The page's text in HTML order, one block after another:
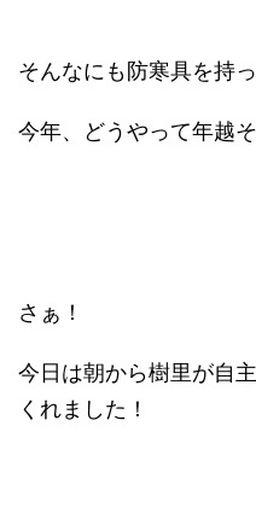
そんなにも防寒具を持
今年、どうやって年越
さぁ！
今日は朝から樹里が自
くれました！